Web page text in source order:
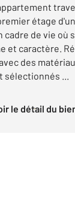
étage
cadre de vie où
et caractère.
des
...
le détail du